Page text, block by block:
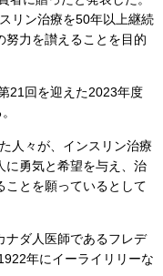
リン治療を50年以上継続
努力を讃えることを目的
21回を迎えた2023年度
人々が、インスリン治療
に勇気と希望を与え、治
ことを願っているとして
ダ人医師であるフレデ
年にイーライリリーな